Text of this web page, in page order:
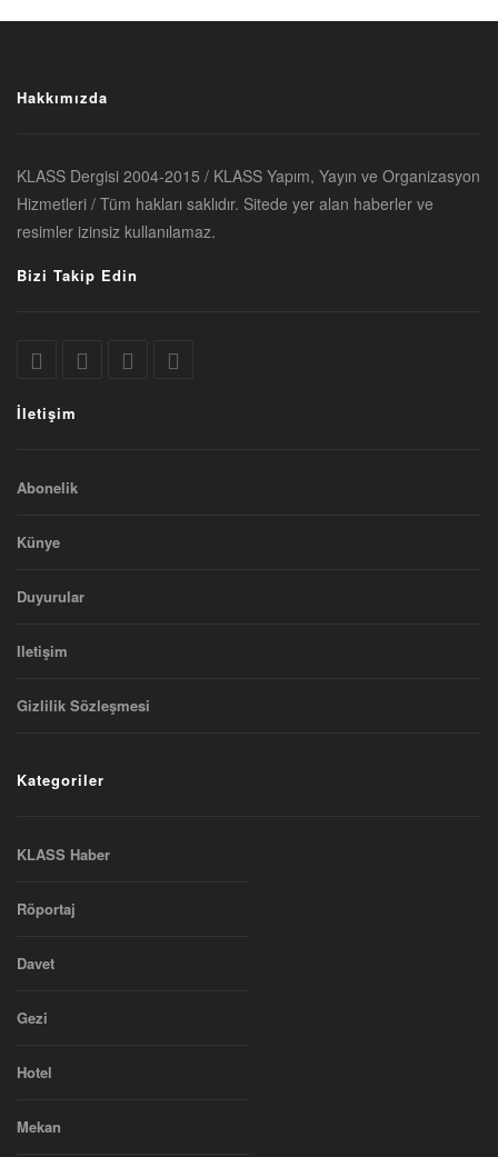
Hakkımızda
KLASS Dergisi 2004-2015 / KLASS Yapım, Yayın ve Organizasyon
Hizmetleri / Tüm hakları saklıdır. Sitede yer alan haberler ve
resimler izinsiz kullanılamaz.
Bizi Takip Edin
İletişim
Abonelik
Künye
Duyurular
Iletişim
Gizlilik Sözleşmesi
Kategoriler
KLASS Haber
Röportaj
Davet
Gezi
Hotel
Mekan